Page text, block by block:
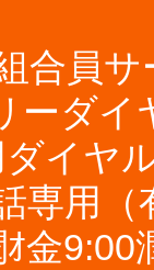
組合員
ーダイ
イヤ
専用（
9:00